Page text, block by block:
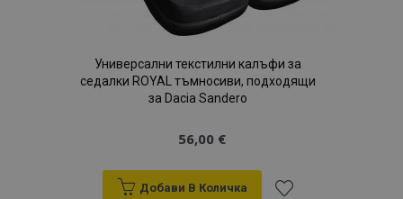
Универсални текстилни калъфи за
седалки ROYAL тъмносиви, подходящи
за Dacia Sandero
56,00 €
Добави В Количка